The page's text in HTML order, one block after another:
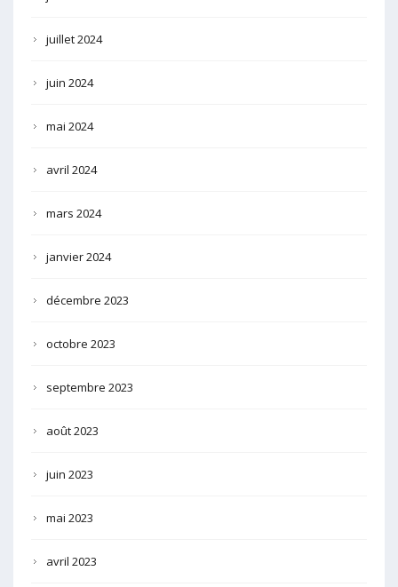
juillet 2024
juin 2024
mai 2024
avril 2024
mars 2024
janvier 2024
décembre 2023
octobre 2023
septembre 2023
août 2023
juin 2023
mai 2023
avril 2023